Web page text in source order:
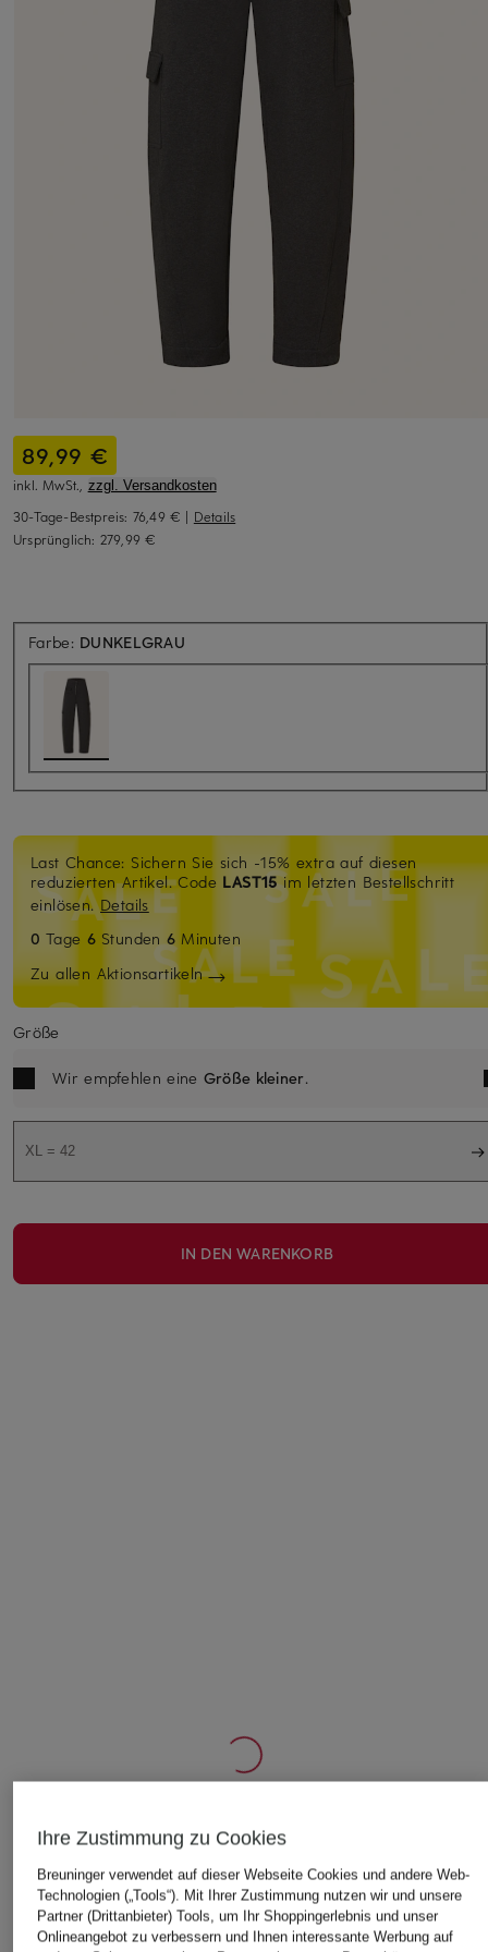
89,99 €
inkl. MwSt., zzgl. Versandkosten
30-Tage-Bestpreis: 76,49 € | Details
Ursprünglich: 279,99 €
Farbe: DUNKELGRAU
Last Chance: Sichern Sie sich -15% extra auf diesen
reduzierten Artikel. Code LAST15im letzten Bestellschritt
einlösen.Details
0 Tage6 Stunden6 Minuten
Zu allen Aktionsartikeln
Größe
Wir empfehlen eine Größe kleiner.
XL = 42
IN DEN WARENKORB
ÄHNLICHE ARTIKEL ENTDECKEN
Ihre Zustimmung zu Cookies
Breuninger verwendet auf dieser Webseite Cookies und andere Web-
Technologien („Tools“). Mit Ihrer Zustimmung nutzen wir und unsere
Partner (Drittanbieter) Tools, um Ihr Shoppingerlebnis und unser
Onlineangebot zu verbessern und Ihnen interessante Werbung auf